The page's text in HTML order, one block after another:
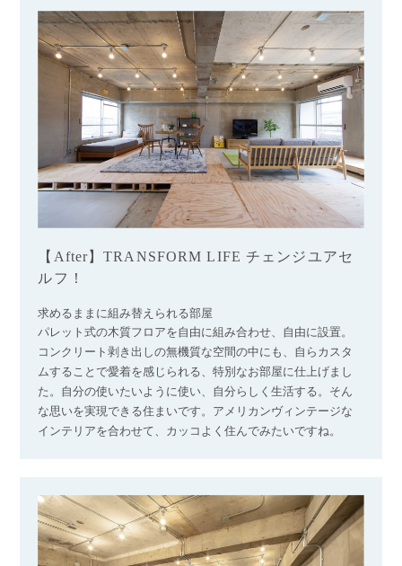
【After】TRANSFORM LIFE チェンジユアセ
ルフ！
求めるままに組み替えられる部屋
パレット式の木質フロアを自由に組み合わせ、自由に設置。
コンクリート剥き出しの無機質な空間の中にも、自らカスタ
ムすることで愛着を感じられる、特別なお部屋に仕上げまし
た。自分の使いたいように使い、自分らしく生活する。そん
な思いを実現できる住まいです。アメリカンヴィンテージな
インテリアを合わせて、カッコよく住んでみたいですね。